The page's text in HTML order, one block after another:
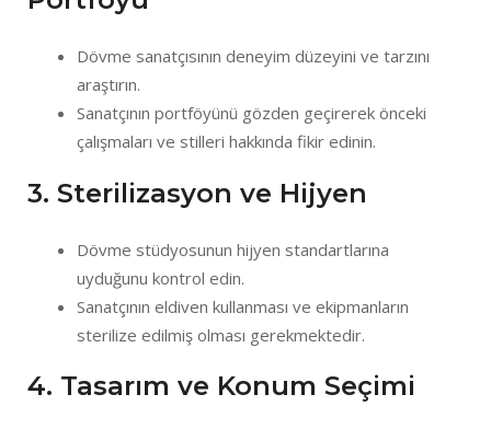
Dövme sanatçısının deneyim düzeyini ve tarzını
araştırın.
Sanatçının portföyünü gözden geçirerek önceki
çalışmaları ve stilleri hakkında fikir edinin.
3. Sterilizasyon ve Hijyen
Dövme stüdyosunun hijyen standartlarına
uyduğunu kontrol edin.
Sanatçının eldiven kullanması ve ekipmanların
sterilize edilmiş olması gerekmektedir.
4. Tasarım ve Konum Seçimi